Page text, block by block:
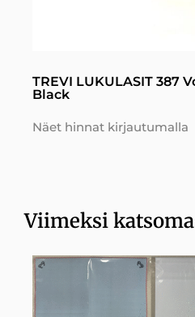
TREVI LUKULASIT 387
Black
Näet hinnat kirjautumalla
Viimeksi